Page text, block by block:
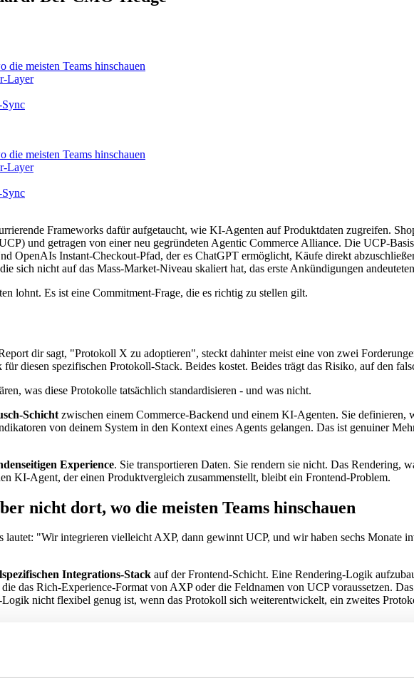
die meisten Teams hinschauen
Layer
die meisten Teams hinschauen
Layer
Frameworks dafür aufgetaucht, wie KI-Agenten auf Produktdaten zugreifen.
und getragen von einer neu gegründeten Agentic Commerce Alliance. Die UCP-
OpenAIs Instant-Checkout-Pfad, der es ChatGPT ermöglicht, Käufe direkt
sich nicht auf das Mass-Market-Niveau skaliert hat, das erste Ankündigungen
lohnt. Es ist eine Commitment-Frage, die es richtig zu stellen gilt.
dir sagt, "Protokoll X zu adoptieren", steckt dahinter meist eine von zwei
diesen spezifischen Protokoll-Stack. Beides kostet. Beides trägt das Risiko, auf den
was diese Protokolle tatsächlich standardisieren - und was nicht.
Schicht zwischen einem Commerce-Backend und einem KI-Agenten. Sie definieren,
von deinem System in den Kontext eines Agents gelangen. Das ist genuiner
Experience. Sie transportieren Daten. Sie rendern sie nicht. Das Rendering,
KI-Agent, der einen Produktvergleich zusammenstellt, bleibt ein Frontend-Problem.
nicht dort, wo die meisten Teams hinschauen
"Wir integrieren vielleicht AXP, dann gewinnt UCP, und wir haben sechs Monate
Integrations-Stack auf der Frontend-Schicht. Eine Rendering-Logik
das Rich-Experience-Format von AXP oder die Feldnamen von UCP voraussetzen.
nicht flexibel genug ist, wenn das Protokoll sich weiterentwickelt, ein zweites
Render-Layer